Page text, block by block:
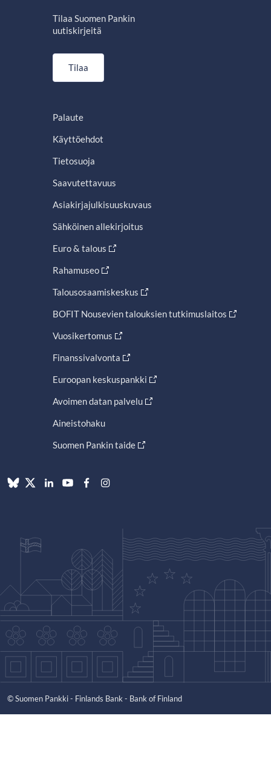
Tilaa Suomen Pankin
uutiskirjeitä
Tilaa
Palaute
Käyttöehdot
Tietosuoja
Saavutettavuus
Asiakirjajulkisuuskuvaus
Sähköinen allekirjoitus
Euro & talous
Rahamuseo
Talousosaamiskeskus
BOFIT Nousevien talouksien tutkimuslaitos
Vuosikertomus
Finanssivalvonta
Euroopan keskuspankki
Avoimen datan palvelu
Aineistohaku
Suomen Pankin taide
© Suomen Pankki - Finlands Bank - Bank of Finland